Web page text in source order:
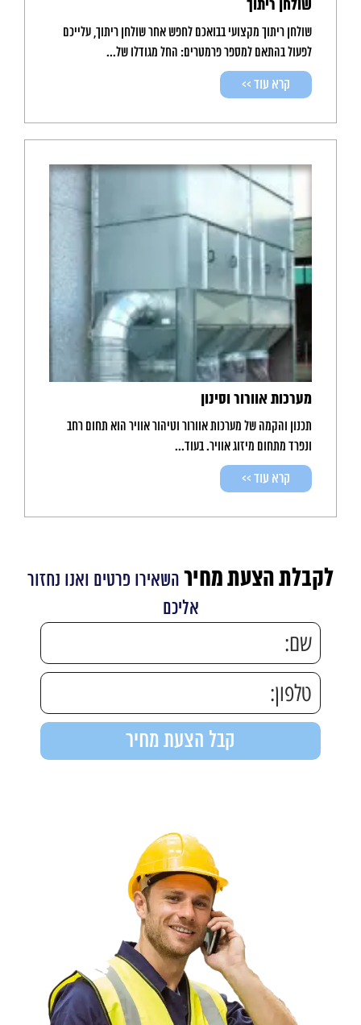
שולחן ריתוך
שולחן ריתוך מקצועי בבואכם לחפש אחר שולחן ריתוך, עלייכם
לפעול בהתאם למספר פרמטרים: החל מגודלו של...
קרא עוד >>
מערכות אוורור וסינון
תכנון והקמה של מערכות אוורור וטיהור אוויר הוא תחום רחב
ונפרד מתחום מיזוג אוויר. בעוד...
קרא עוד >>
לקבלת הצעת מחיר השאירו פרטים ואנו נחזור
אליכם